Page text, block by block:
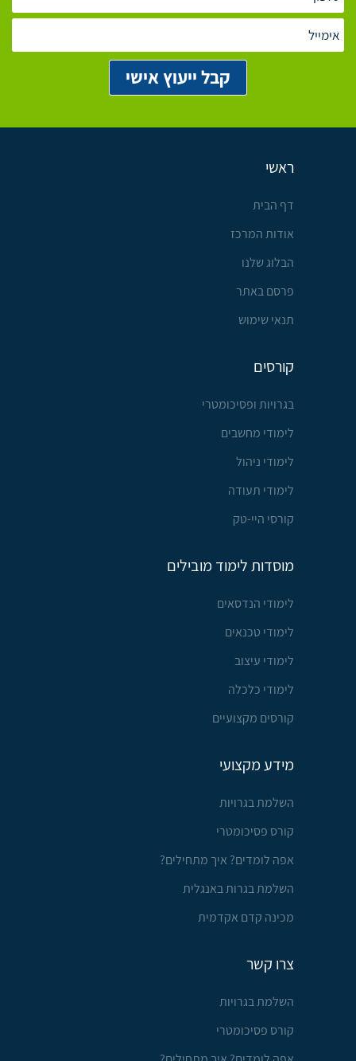
ראשי
דף הבית
אודות המרכז
הבלוג שלנו
פרסם באתר
תנאי שימוש
קורסים
בגרויות ופסיכומטרי
לימודי מחשבים
לימודי ניהול
לימודי תעודה
קורסי היי-טק
מוסדות לימוד מובילים
לימודי הנדסאים
לימודי טכנאים
לימודי עיצוב
לימודי כלכלה
קורסים מקצועיים
מידע מקצועי
השלמת בגרויות
קורס פסיכומטרי
אפה לומדים? איך מתחילים?
השלמת בגרות באנגלית
מכינה קדם אקדמית
צרו קשר
השלמת בגרויות
קורס פסיכומטרי